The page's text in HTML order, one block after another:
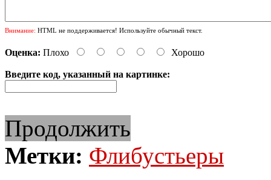
Внимание: HTML не поддерживается! Используйте обычный текст.
Оценка: Плохо Хорошо
Введите код, указанный на картинке:
Продолжить
Метки: Флибустьеры